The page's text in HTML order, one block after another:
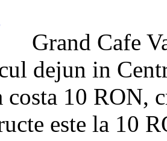
Grand Cafe
dejun in
costa 10 RON,
este la 10